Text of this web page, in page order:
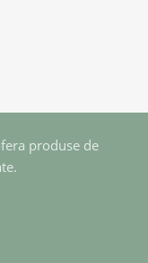
produse de